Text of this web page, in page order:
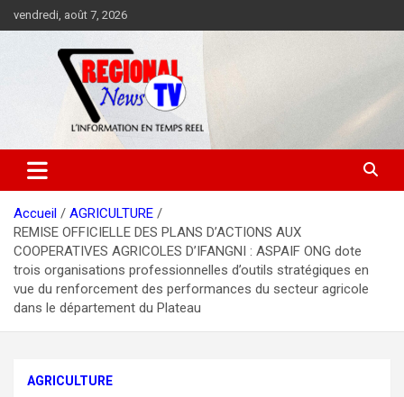
au
vendredi, août 7, 2026
Accueil
AGRICULTURE
REMISE OFFICIELLE DES PLANS D’ACTIONS AUX
COOPERATIVES AGRICOLES D’IFANGNI : ASPAIF ONG dote
trois organisations professionnelles d’outils stratégiques en
vue du renforcement des performances du secteur agricole
dans le département du Plateau
AGRICULTURE